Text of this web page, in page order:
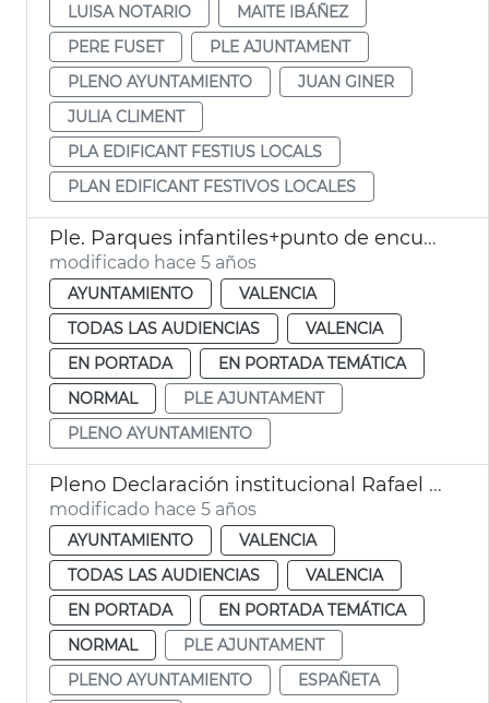
LUISA NOTARIO
MAITE IBÁÑEZ
PERE FUSET
PLE AJUNTAMENT
PLENO AYUNTAMIENTO
JUAN GINER
JULIA CLIMENT
PLA EDIFICANT FESTIUS LOCALS
PLAN EDIFICANT FESTIVOS LOCALES
Ple. Parques infantiles+punto de encuentro+delitos odio
modificado hace 5 años
AYUNTAMIENTO
VALENCIA
TODAS LAS AUDIENCIAS
VALENCIA
EN PORTADA
EN PORTADA TEMÁTICA
NORMAL
PLE AJUNTAMENT
PLENO AYUNTAMIENTO
Pleno Declaración institucional Rafael Pla y Españeta
modificado hace 5 años
AYUNTAMIENTO
VALENCIA
TODAS LAS AUDIENCIAS
VALENCIA
EN PORTADA
EN PORTADA TEMÁTICA
NORMAL
PLE AJUNTAMENT
PLENO AYUNTAMIENTO
ESPAÑETA